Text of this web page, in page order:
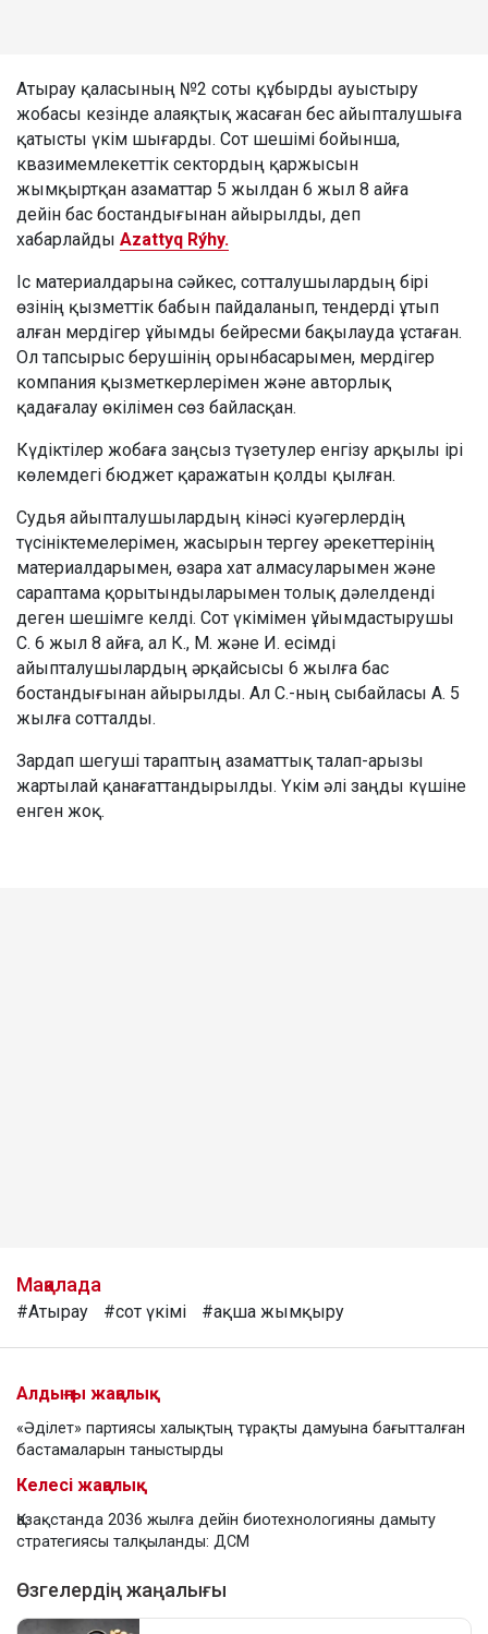
Атырау қаласының №2 соты құбырды ауыстыру
жобасы кезінде алаяқтық жасаған бес айыпталушыға
қатысты үкім шығарды. Сот шешімі бойынша,
квазимемлекеттік сектордың қаржысын
жымқыртқан азаматтар 5 жылдан 6 жыл 8 айға
дейін бас бостандығынан айырылды, деп
хабарлайды Azattyq Rýhy.
Іс материалдарына сәйкес, сотталушылардың бірі
өзінің қызметтік бабын пайдаланып, тендерді ұтып
алған мердігер ұйымды бейресми бақылауда ұстаған.
Ол тапсырыс берушінің орынбасарымен, мердігер
компания қызметкерлерімен және авторлық
қадағалау өкілімен сөз байласқан.
Күдіктілер жобаға заңсыз түзетулер енгізу арқылы ірі
көлемдегі бюджет қаражатын қолды қылған.
Судья айыпталушылардың кінәсі куәгерлердің
түсініктемелерімен, жасырын тергеу әрекеттерінің
материалдарымен, өзара хат алмасуларымен және
сараптама қорытындыларымен толық дәлелденді
деген шешімге келді. Сот үкімімен ұйымдастырушы
С. 6 жыл 8 айға, ал К., М. және И. есімді
айыпталушылардың әрқайсысы 6 жылға бас
бостандығынан айырылды. Ал С.-ның сыбайласы А. 5
жылға сотталды.
Зардап шегуші тараптың азаматтық талап-арызы
жартылай қанағаттандырылды. Үкім әлі заңды күшіне
енген жоқ.
Мақалада
#Атырау #сот үкімі #ақша жымқыру
Алдыңғы жаңалық
«Әділет» партиясы халықтың тұрақты дамуына бағытталған
бастамаларын таныстырды
Келесі жаңалық
Қазақстанда 2036 жылға дейін биотехнологияны дамыту
стратегиясы талқыланды: ДСМ